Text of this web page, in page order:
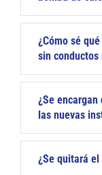
¿Cómo sé
sin conductos
¿Se
las nuevas
¿Se quitará